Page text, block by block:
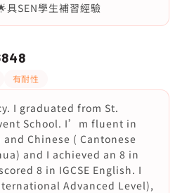
具SEN學生補習經驗
有耐性
I graduated from St.
School. I’m fluent in
Chinese ( Cantonese
and I achieved an 8 in
8 in IGCSE English. I
Advanced Level),